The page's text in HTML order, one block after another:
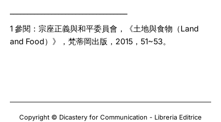
1 參閱：宗座正義與和平委員會，《土地與食物（Land
and Food）》，梵蒂岡出版，2015，51~53。
Copyright © Dicastery for Communication - Libreria Editrice